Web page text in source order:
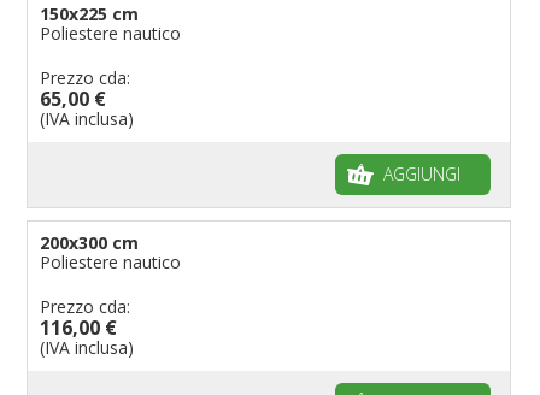
150x225 cm
Poliestere nautico
Prezzo cda:
65,00 €
(IVA inclusa)
AGGIUNGI
200x300 cm
Poliestere nautico
Prezzo cda:
116,00 €
(IVA inclusa)